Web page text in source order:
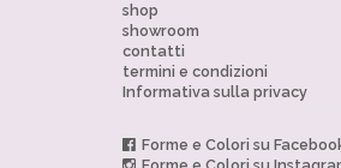
shop
showroom
contatti
termini e condizioni
Informativa sulla privacy
Forme e Colori su